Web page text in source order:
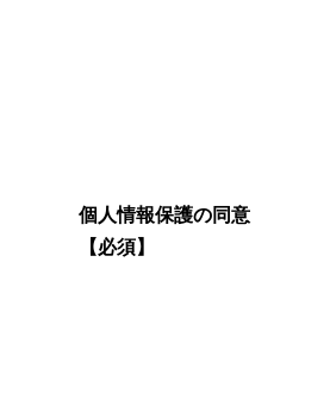
個人情報保護の同意
【必須】